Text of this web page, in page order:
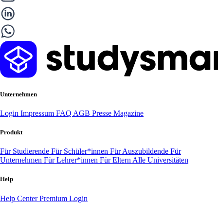
Unternehmen
Login Impressum FAQ AGB Presse Magazine
Produkt
Für Studierende Für Schüler*innen Für Auszubildende Für
Unternehmen Für Lehrer*innen Für Eltern Alle Universitäten
Help
Help CenterPremium Login